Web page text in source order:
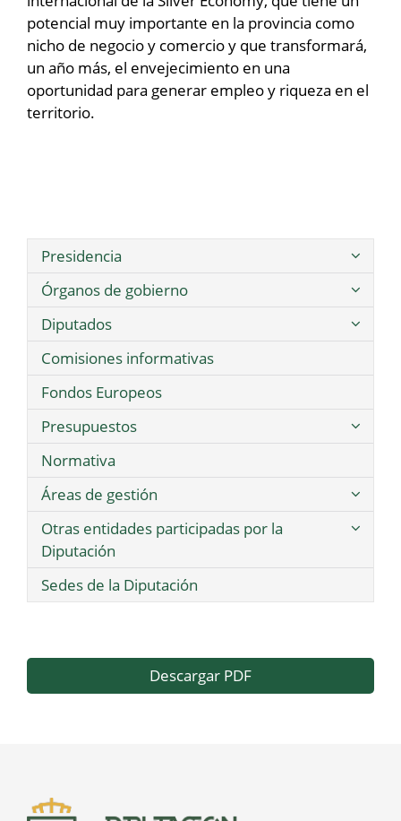
potencial muy importante en la provincia como
nicho de negocio y comercio y que transformará,
un año más, el envejecimiento en una
oportunidad para generar empleo y riqueza en el
territorio.
Presidencia
Órganos de gobierno
Diputados
Comisiones informativas
Fondos Europeos
Presupuestos
Normativa
Áreas de gestión
Otras entidades participadas por la
Diputación
Sedes de la Diputación
Descargar PDF